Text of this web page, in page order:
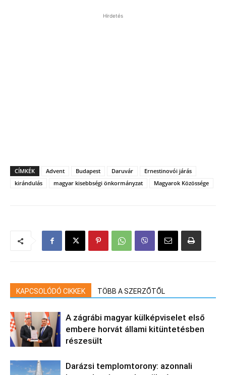
Hirdetés
CÍMKÉK Advent Budapest Daruvár
Ernestinovói járás
kirándulás
magyar kisebbségi önkormányzat Magyarok Közössége
KAPCSOLÓDÓ CIKKEK TÖBB A SZERZŐTŐL
A zágrábi magyar külképviselet első
embere horvát állami kitüntetésben
részesült
Darázsi templomtorony: azonnali